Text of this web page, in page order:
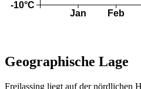
Geographische Lage
Freilassing liegt auf der nördlichen